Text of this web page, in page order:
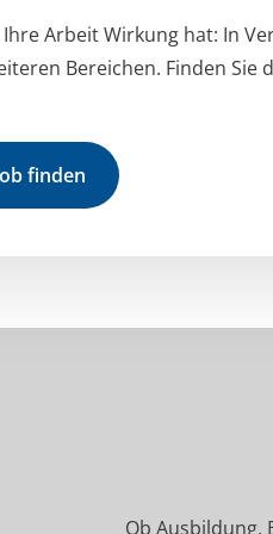
Arbeit Wirkung hat: In
Bereichen. Finden Sie
finden
Ob Ausbildung,